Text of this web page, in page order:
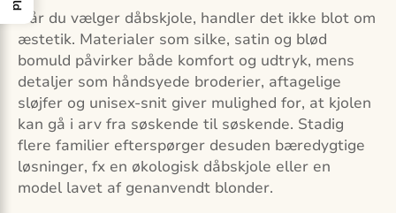
Når du vælger dåbskjole, handler det ikke blot om
æstetik. Materialer som silke, satin og blød
bomuld påvirker både komfort og udtryk, mens
detaljer som håndsyede broderier, aftagelige
sløjfer og unisex-snit giver mulighed for, at kjolen
kan gå i arv fra søskende til søskende. Stadig
flere familier efterspørger desuden bæredygtige
løsninger, fx en økologisk dåbskjole eller en
model lavet af genanvendt blonder.